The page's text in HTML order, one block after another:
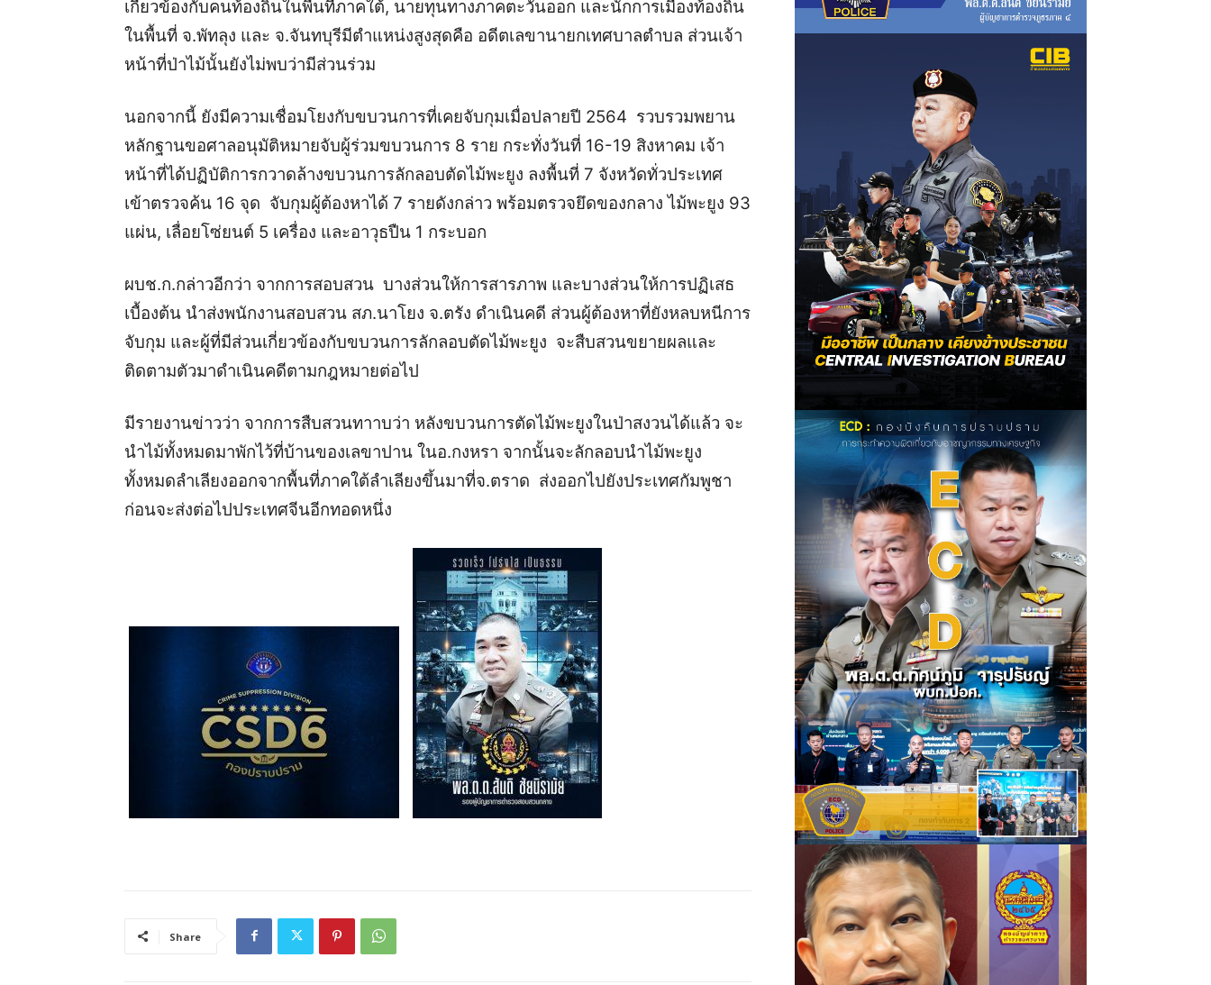
เกี่ยวข้องกับคนท้องถิ่นในพื้นที่ภาคใต้, นายทุนทางภาคตะวันออก และนักการเมืองท้องถิ่น
ในพื้นที่ จ.พัทลุง และ จ.จันทบุรีมีตำแหน่งสูงสุดคือ อดีตเลขานายกเทศบาลตำบล ส่วนเจ้า
หน้าที่ป่าไม้นั้นยังไม่พบว่ามีส่วนร่วม
นอกจากนี้ ยังมีความเชื่อมโยงกับขบวนการที่เคยจับกุมเมื่อปลายปี 2564 รวบรวมพยาน
หลักฐานขอศาลอนุมัติหมายจับผู้ร่วมขบวนการ 8 ราย กระทั่งวันที่ 16-19 สิงหาคม เจ้า
หน้าที่ได้ปฏิบัติการกวาดล้างขบวนการลักลอบตัดไม้พะยูง ลงพื้นที่ 7 จังหวัดทั่วประเทศ
เข้าตรวจค้น 16 จุด จับกุมผู้ต้องหาได้ 7 รายดังกล่าว พร้อมตรวจยึดของกลาง ไม้พะยูง 93
แผ่น, เลื่อยโซ่ยนต์ 5 เครื่อง และอาวุธปืน 1 กระบอก
ผบช.ก.กล่าวอีกว่า จากการสอบสวน บางส่วนให้การสารภาพ และบางส่วนให้การปฏิเสธ
เบื้องต้น นำส่งพนักงานสอบสวน สภ.นาโยง จ.ตรัง ดำเนินคดี ส่วนผู้ต้องหาที่ยังหลบหนีการ
จับกุม และผู้ที่มีส่วนเกี่ยวข้องกับขบวนการลักลอบตัดไม้พะยูง จะสืบสวนขยายผลและ
ติดตามตัวมาดำเนินคดีตามกฎหมายต่อไป
มีรายงานข่าวว่า จากการสืบสวนทาาบว่า หลังขบวนการตัดไม้พะยูงในป่าสงวนได้แล้ว จะ
นำไม้ทั้งหมดมาพักไว้ที่บ้านของเลขาปาน ในอ.กงหรา จากนั้นจะลักลอบนำไม้พะยูง
ทั้งหมดลำเลียงออกจากพื้นที่ภาคใต้ลำเลียงขึ้นมาที่จ.ตราด ส่งออกไปยังประเทศกัมพูชา
ก่อนจะส่งต่อไปประเทศจีนอีกทอดหนึ่ง
Share